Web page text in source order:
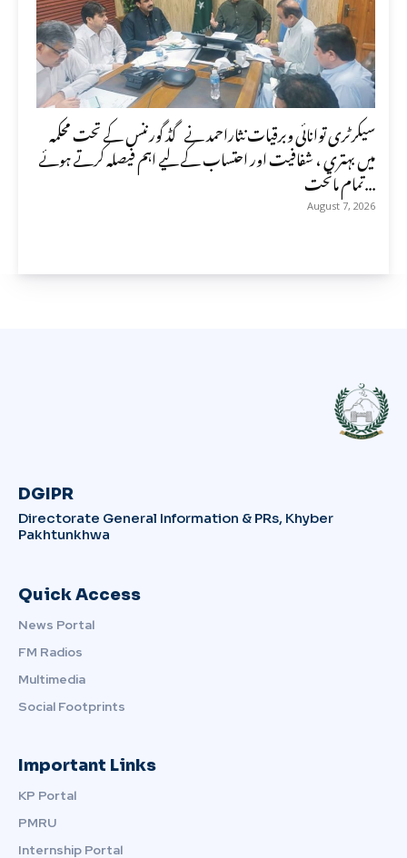
سیکرٹری توانائی وبرقیات نثاراحمد نے گڈ گورننس کے تحت محکمہ
میں بہتری ، شفافیت اور احتساب کے لیے اہم فیصلہ کرتے ہوئے
تمام ماتحت...
August 7, 2026
DGIPR
Directorate General Information & PRs, Khyber
Pakhtunkhwa
Quick Access
News Portal
FM Radios
Multimedia
Social Footprints
Important Links
KP Portal
PMRU
Internship Portal